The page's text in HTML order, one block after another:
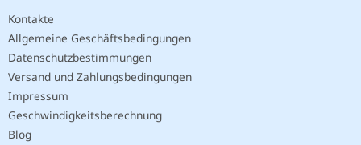
Kontakte
Allgemeine Geschäftsbedingungen
Datenschutzbestimmungen
Versand und Zahlungsbedingungen
Impressum
Geschwindigkeitsberechnung
Blog